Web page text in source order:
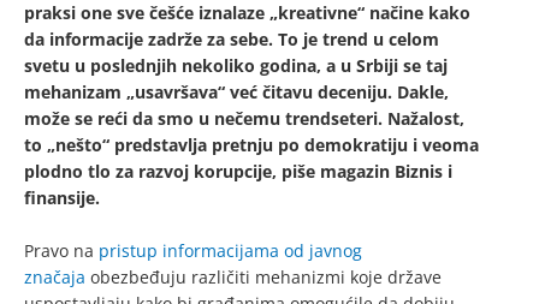
praksi one sve češće iznalaze „kreativne“ načine kako
da informacije zadrže za sebe. To je trend u celom
svetu u poslednjih nekoliko godina, a u Srbiji se taj
mehanizam „usavršava“ već čitavu deceniju. Dakle,
može se reći da smo u nečemu trendseteri. Nažalost,
to „nešto“ predstavlja pretnju po demokratiju i veoma
plodno tlo za razvoj korupcije, piše magazin Biznis i
finansije.
Pravo na pristup informacijama od javnog
značaja obezbeđuju različiti mehanizmi koje države